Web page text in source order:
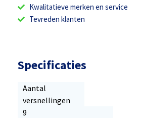
Kwalitatieve merken en service
Tevreden klanten
Specificaties
Aantal
versnellingen
9